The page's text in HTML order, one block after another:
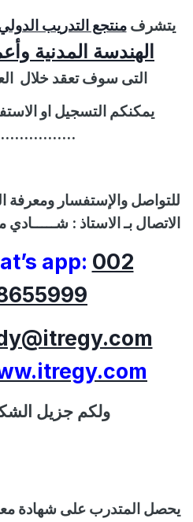
يتشرف منتجع التدريب
الهندسة المدنية وأعمال
التى سوف تعقد خلال
يمكنكم التسجيل او
للتواصل والإستفسار ومعرفة
الاتصال بـ الاستاذ : شـــــادي
app:002
ولكم جزيل
يحصل المتدرب على شهادة